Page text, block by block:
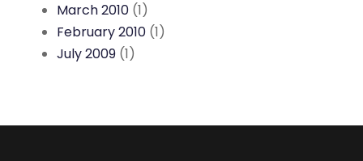
March 2010 (1)
February 2010 (1)
July 2009 (1)